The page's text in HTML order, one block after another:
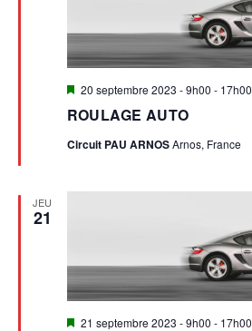
ROULAGE AUTO
Mis
avant
20 septembre 2023 - 9h00 - 17h00
Circuit PAU ARNOSArnos, France
JEU
21
Mis
21 septembre 2023 - 9h00 - 17h00